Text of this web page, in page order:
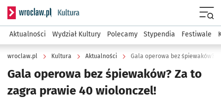
Serwis informacyjny wroclaw.pl podserwis: Kultura
Aktualności Wydział Kultury Polecamy Stypendia Festiwale
wroclaw.pl Kultura Aktualności
Gala operowa bez śpiewaków? Za to
zagra prawie 40 wiolonczel!